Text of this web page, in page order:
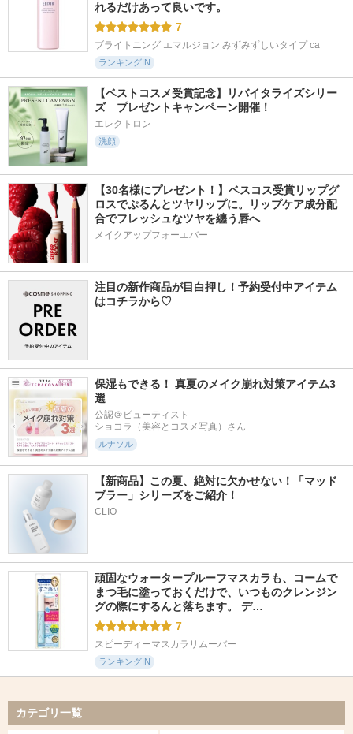
れるだけあって良いです。
7
ブライトニング エマルジョン みずみずしいタイプ ca
ランキングIN
【ベストコスメ受賞記念】リバイタライズシリー
ズ　プレゼントキャンペーン開催！
エレクトロン
洗顔
【30名様にプレゼント！】ベスコス受賞リップグ
ロスでぷるんとツヤリップに。リップケア成分配
合でフレッシュなツヤを纏う唇へ
メイクアップフォーエバー
注目の新作商品が目白押し！予約受付中アイテム
はコチラから♡
保湿もできる！ 真夏のメイク崩れ対策アイテム3
選
公認＠ビューティスト
ショコラ（美容とコスメ写真）さん
ルナソル
【新商品】この夏、絶対に欠かせない！「マッド
ブラー」シリーズをご紹介！
CLIO
頑固なウォータープルーフマスカラも、コームで
まつ毛に塗っておくだけで、いつものクレンジン
グの際にするんと落ちます。 デ…
7
スピーディーマスカラリムーバー
ランキングIN
カテゴリ一覧